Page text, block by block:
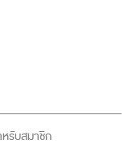
รับสมาชิก